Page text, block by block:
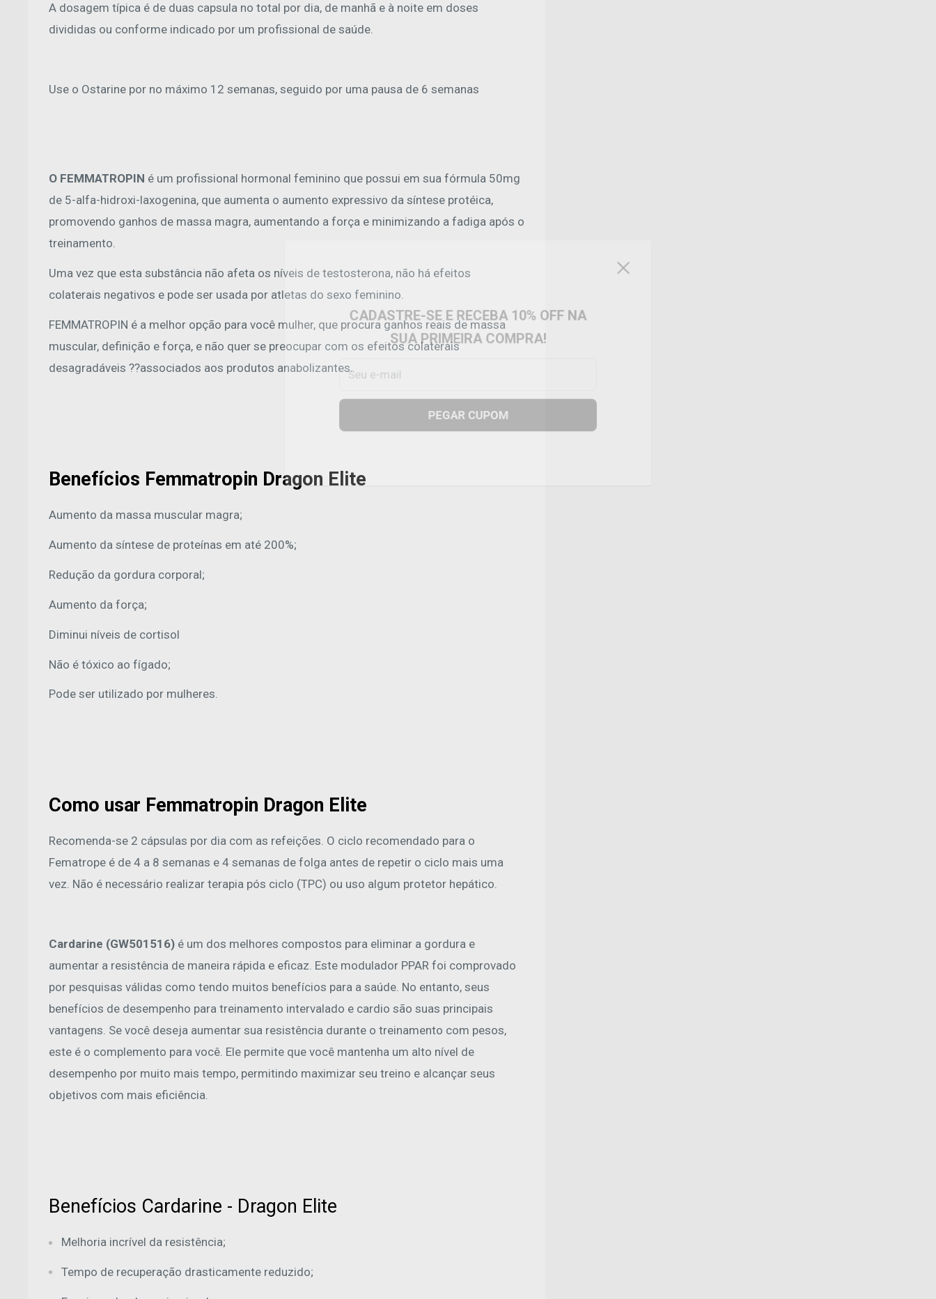
CADASTRE-SE E RECEBA 10% OFF NA
SUA PRIMEIRA COMPRA!
Seu e-mail
PEGAR CUPOM
A dosagem típica é de duas capsula no total por dia, de manhã e à noite em doses
divididas ou conforme indicado por um profissional de saúde.
Use o Ostarine por no máximo 12 semanas, seguido por uma pausa de 6 semanas
O FEMMATROPIN é um profissional hormonal feminino que possui em sua fórmula 50mg
de 5-alfa-hidroxi-laxogenina, que aumenta o aumento expressivo da síntese protéica,
promovendo ganhos de massa magra, aumentando a força e minimizando a fadiga após o
treinamento.
Uma vez que esta substância não afeta os níveis de testosterona, não há efeitos
colaterais negativos e pode ser usada por atletas do sexo feminino.
FEMMATROPIN é a melhor opção para você mulher, que procura ganhos reais de massa
muscular, definição e força, e não quer se preocupar com os efeitos colaterais
desagradáveis ??associados aos produtos anabolizantes.
Benefícios Femmatropin Dragon Elite
Aumento da massa muscular magra;
Aumento da síntese de proteínas em até 200%;
Redução da gordura corporal;
Aumento da força;
Diminui níveis de cortisol
Não é tóxico ao fígado;
Pode ser utilizado por mulheres.
Como usar Femmatropin Dragon Elite
Recomenda-se 2 cápsulas por dia com as refeições. O ciclo recomendado para o
Fematrope é de 4 a 8 semanas e 4 semanas de folga antes de repetir o ciclo mais uma
vez. Não é necessário realizar terapia pós ciclo (TPC) ou uso algum protetor hepático.
Cardarine (GW501516) é um dos melhores compostos para eliminar a gordura e
aumentar a resistência de maneira rápida e eficaz. Este modulador PPAR foi comprovado
por pesquisas válidas como tendo muitos benefícios para a saúde. No entanto, seus
benefícios de desempenho para treinamento intervalado e cardio são suas principais
vantagens. Se você deseja aumentar sua resistência durante o treinamento com pesos,
este é o complemento para você. Ele permite que você mantenha um alto nível de
desempenho por muito mais tempo, permitindo maximizar seu treino e alcançar seus
objetivos com mais eficiência.
Benefícios Cardarine - Dragon Elite
Melhoria incrível da resistência;
Tempo de recuperação drasticamente reduzido;